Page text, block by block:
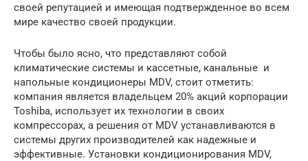
своей репутацией и имеющая подтвержденное во всем
мире качество своей продукции.
Чтобы было ясно, что представляют собой
климатические системы и кассетные, канальные и
напольные кондиционеры MDV, стоит отметить:
компания является владельцем 20% акций корпорации
Toshiba, использует их технологии в своих
компрессорах, а решения от MDV устанавливаются в
системы других производителей как надежные и
эффективные. Установки кондиционирования MDV,